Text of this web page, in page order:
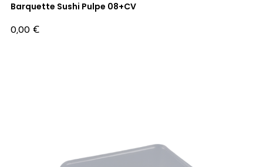
Barquette Sushi Pulpe 08+CV
Prix
0,00 €